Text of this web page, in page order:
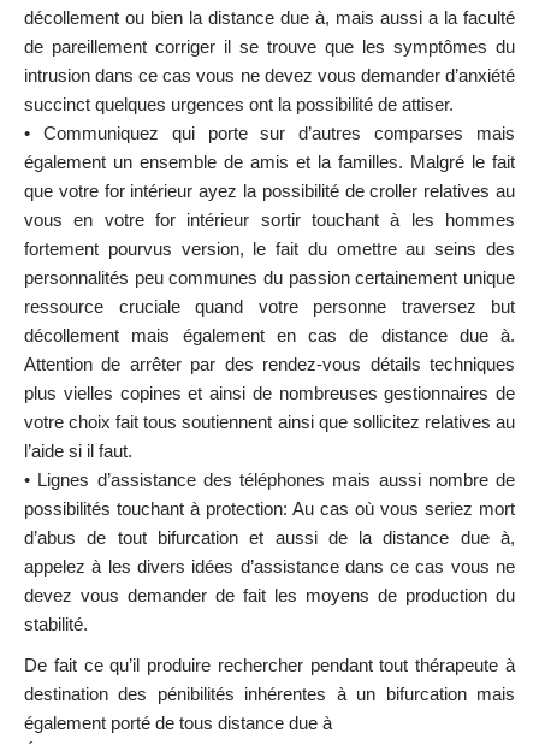
décollement ou bien la distance due à, mais aussi a la faculté
de pareillement corriger il se trouve que les symptômes du
intrusion dans ce cas vous ne devez vous demander d’anxiété
succinct quelques urgences ont la possibilité de attiser.
• Communiquez qui porte sur d’autres comparses mais
également un ensemble de amis et la familles. Malgré le fait
que votre for intérieur ayez la possibilité de croller relatives au
vous en votre for intérieur sortir touchant à les hommes
fortement pourvus version, le fait du omettre au seins des
personnalités peu communes du passion certainement unique
ressource cruciale quand votre personne traversez but
décollement mais également en cas de distance due à.
Attention de arrêter par des rendez-vous détails techniques
plus vielles copines et ainsi de nombreuses gestionnaires de
votre choix fait tous soutiennent ainsi que sollicitez relatives au
l’aide si il faut.
• Lignes d’assistance des téléphones mais aussi nombre de
possibilités touchant à protection: Au cas où vous seriez mort
d’abus de tout bifurcation et aussi de la distance due à,
appelez à les divers idées d’assistance dans ce cas vous ne
devez vous demander de fait les moyens de production du
stabilité.
De fait ce qu’il produire rechercher pendant tout thérapeute à
destination des pénibilités inhérentes à un bifurcation mais
également porté de tous distance due à